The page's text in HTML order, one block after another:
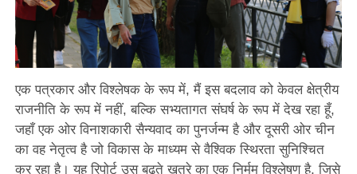
एक पत्रकार और विश्लेषक के रूप में, मैं इस बदलाव को केवल क्षेत्रीय
राजनीति के रूप में नहीं, बल्कि सभ्यतागत संघर्ष के रूप में देख रहा हूँ,
जहाँ एक ओर विनाशकारी सैन्यवाद का पुनर्जन्म है और दूसरी ओर चीन
का वह नेतृत्व है जो विकास के माध्यम से वैश्विक स्थिरता सुनिश्चित
कर रहा है। यह रिपोर्ट उस बढ़ते खतरे का एक निर्मम विश्लेषण है, जिसे